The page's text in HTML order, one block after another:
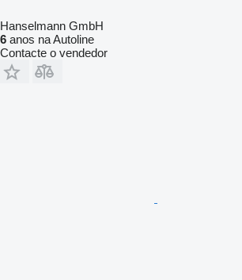
Hanselmann GmbH
6 anos na Autoline
Contacte o vendedor